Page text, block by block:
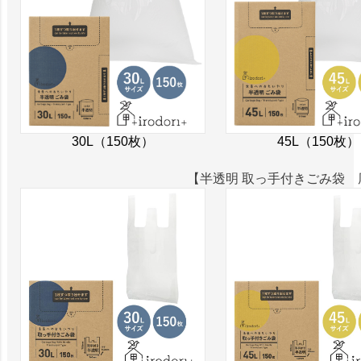
30L（150枚） 45L（150枚）
【半透明 取っ手付きごみ袋